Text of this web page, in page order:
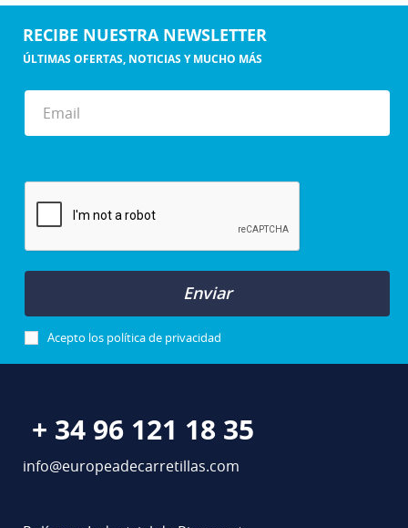
RECIBE NUESTRA NEWSLETTER
ÚLTIMAS OFERTAS, NOTICIAS Y MUCHO MÁS
Enviar
Acepto los política de privacidad
+ 34 96 121 18 35
info@europeadecarretillas.com